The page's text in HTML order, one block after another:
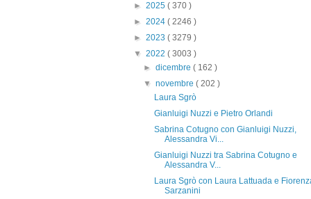
► 2025 ( 370 )
► 2024 ( 2246 )
► 2023 ( 3279 )
▼ 2022 ( 3003 )
►dicembre( 162 )
▼novembre( 202 )
Laura Sgrò
Gianluigi Nuzzi e Pietro Orlandi
Sabrina Cotugno con Gianluigi Nuzzi,
Alessandra Vi...
Gianluigi Nuzzi tra Sabrina Cotugno e
Alessandra V...
Laura Sgrò con Laura Lattuada e
Sarzanini